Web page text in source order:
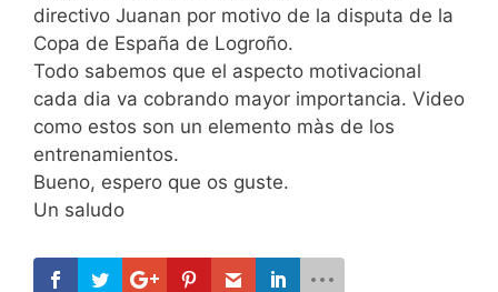
directivo Juanan por motivo de la disputa de la
Copa de España de Logroño.
Todo sabemos que el aspecto motivacional
cada dia va cobrando mayor importancia. Video
como estos son un elemento màs de los
entrenamientos.
Bueno, espero que os guste.
Un saludo